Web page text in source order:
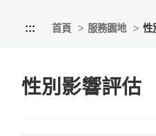
::: 首頁 服務園地 性
性別影響評估